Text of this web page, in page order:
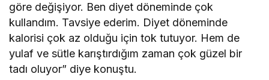
göre değişiyor. Ben diyet döneminde çok
kullandım. Tavsiye ederim. Diyet döneminde
kalorisi çok az olduğu için tok tutuyor. Hem de
yulaf ve sütle karıştırdığım zaman çok güzel bir
tadı oluyor” diye konuştu.